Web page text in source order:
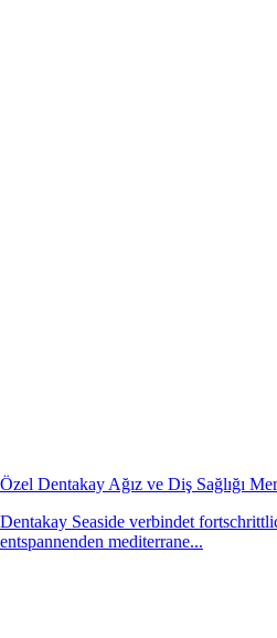
Özel Dentakay Ağız ve Diş Sağlığı
Dentakay Seaside verbindet
entspannenden mediterrane...